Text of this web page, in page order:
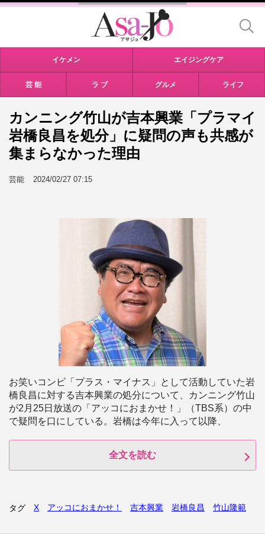
イケメン エイジングケア
芸 能 ラ ブ グルメ ライフ
カンニング竹山が吉本興業「プラマイ
岩橋良昌を処分」に疑問の声も共感が
集まらなかった理由
芸能 2024/02/27 07:15
お笑いコンビ「プラス・マイナス」として活動していた岩
橋良昌に対する吉本興業の処分について、カンニング竹山
が2月25日放送の「アッコにおまかせ！」（TBS系）の中
で疑問を口にしている。岩橋は今年に入って以降、
全文を読む
タグ X アッコにおまかせ！ 吉本興業 岩橋良昌 竹山隆範